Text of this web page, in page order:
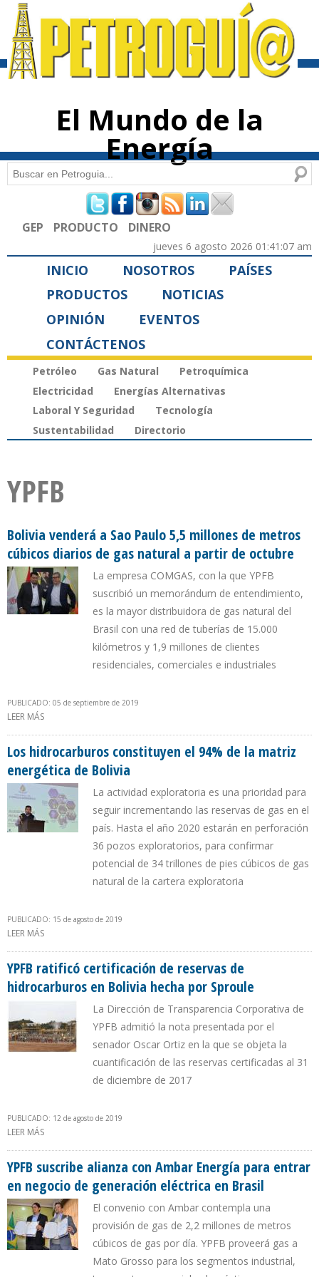
contenido
El Mundo de la
Energía
Formulario de búsqueda
Buscar
GEP PRODUCTO DINERO
jueves 6 agosto 2026 01:41:07 am
INICIO NOSOTROS
PAÍSES
PRODUCTOS
NOTICIAS
OPINIÓN
EVENTOS
CONTÁCTENOS
Petróleo Gas Natural
Petroquímica
Electricidad
Energías Alternativas
Laboral Y Seguridad
Tecnología
Sustentabilidad
Directorio
YPFB
Bolivia venderá a Sao Paulo 5,5 millones de metros
cúbicos diarios de gas natural a partir de octubre
La empresa COMGAS, con la que YPFB
suscribió un memorándum de entendimiento,
es la mayor distribuidora de gas natural del
Brasil con una red de tuberías de 15.000
kilómetros y 1,9 millones de clientes
residenciales, comerciales e industriales
PUBLICADO: 05 de septiembre de 2019
LEER MÁS
Los hidrocarburos constituyen el 94% de la matriz
energética de Bolivia
La actividad exploratoria es una prioridad para
seguir incrementando las reservas de gas en el
país. Hasta el año 2020 estarán en perforación
36 pozos exploratorios, para confirmar
potencial de 34 trillones de pies cúbicos de gas
natural de la cartera exploratoria
PUBLICADO: 15 de agosto de 2019
LEER MÁS
YPFB ratificó certificación de reservas de
hidrocarburos en Bolivia hecha por Sproule
La Dirección de Transparencia Corporativa de
YPFB admitió la nota presentada por el
senador Oscar Ortiz en la que se objeta la
cuantificación de las reservas certificadas al 31
de diciembre de 2017
PUBLICADO: 12 de agosto de 2019
LEER MÁS
YPFB suscribe alianza con Ambar Energía para entrar
en negocio de generación eléctrica en Brasil
El convenio con Ambar contempla una
provisión de gas de 2,2 millones de metros
cúbicos de gas por día. YPFB proveerá gas a
Mato Grosso para los segmentos industrial,